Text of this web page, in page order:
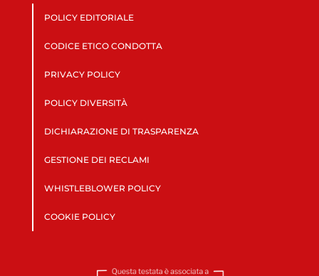
POLICY EDITORIALE
CODICE ETICO CONDOTTA
PRIVACY POLICY
POLICY DIVERSITÀ
DICHIARAZIONE DI TRASPARENZA
GESTIONE DEI RECLAMI
WHISTLEBLOWER POLICY
COOKIE POLICY